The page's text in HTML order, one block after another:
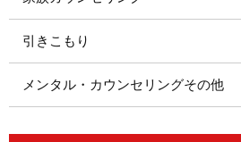
引きこもり
メンタル・カウンセリングその他